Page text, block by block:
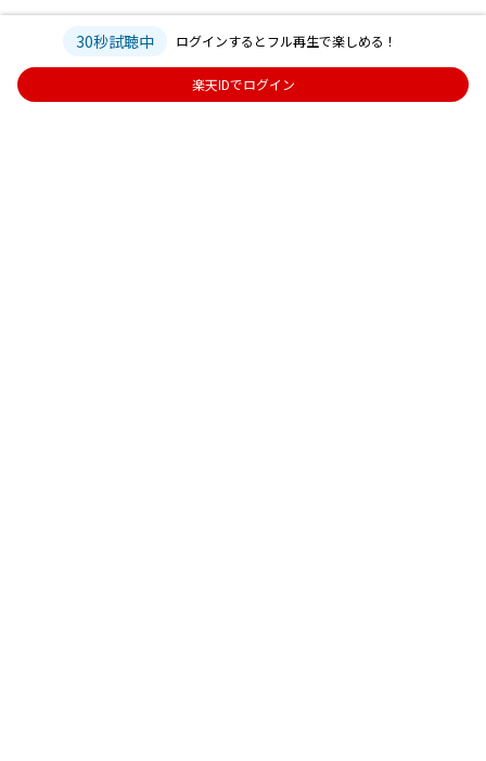
30秒試聴中 ログインするとフル再生で楽しめる！
楽天IDでログイン